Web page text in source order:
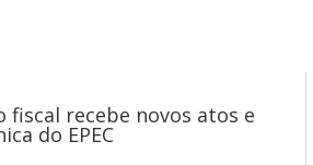
fiscal recebe novos atos e
do EPEC